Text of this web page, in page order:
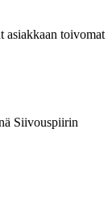
asiakkaan toivomat
Siivouspiirin